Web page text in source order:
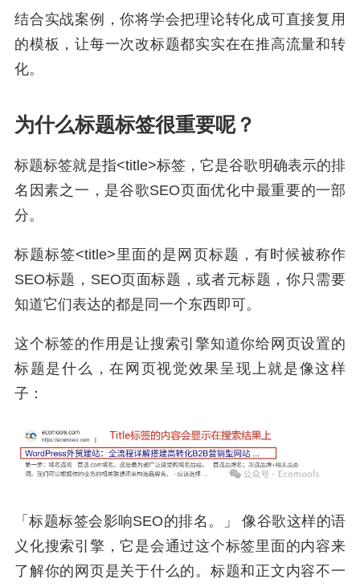
结合实战案例，你将学会把理论转化成可直接复用
的模板，让每一次改标题都实实在在推高流量和转
化。
为什么标题标签很重要呢？
标题标签就是指<title>标签，它是谷歌明确表示的排
名因素之一，是谷歌SEO页面优化中最重要的一部
分。
标题标签<title>里面的是网页标题，有时候被称作
SEO标题，SEO页面标题，或者元标题，你只需要
知道它们表达的都是同一个东西即可。
这个标签的作用是让搜索引擎知道你给网页设置的
标题是什么，在网页视觉效果呈现上就是像这样
子：
「标题标签会影响SEO的排名。」 像谷歌这样的语
义化搜索引擎，它是会通过这个标签里面的内容来
了解你的网页是关于什么的。标题和正文内容不一